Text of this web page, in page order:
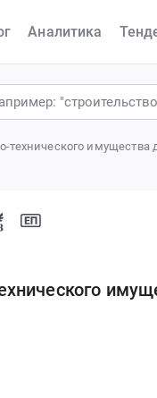
Аналитика
технического